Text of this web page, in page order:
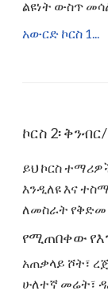
ልዩነት ውስጥ
አውርድ ኮርስ 1...
ኮርስ 2፡
ይህ ኮርስ
እንዲለዩ እና
ለመስራት የቅድመ
የሚጠበቀው
አጠቃላይ ሾት፣
ሁለተኛ መሬት፣